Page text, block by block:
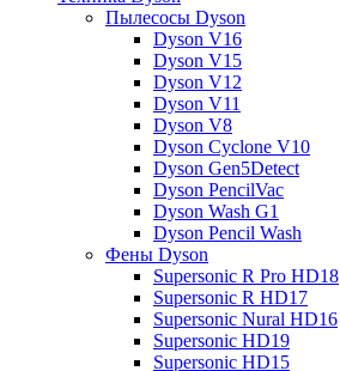
Пылесосы Dyson
Dyson V16
Dyson V15
Dyson V12
Dyson V11
Dyson V8
Dyson Cyclone V10
Dyson Gen5Detect
Dyson PencilVac
Dyson Wash G1
Dyson Pencil Wash
Фены Dyson
Supersonic R Pro HD18
Supersonic R HD17
Supersonic Nural HD16
Supersonic HD19
Supersonic HD15